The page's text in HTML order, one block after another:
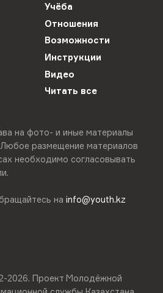
Учёба
Отношения
Возможности
Инструкции
Видео
Читать все
на фото- и иные материалы
размещение материалов
необходимо согласовывать
на info@youth.kz
2026.Проект Молодёжной